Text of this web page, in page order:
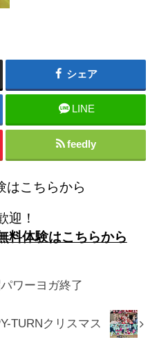
シェア
LINE
feedly
はこちらから
迎！
料体験はこちらから
ワーヨガ終了
TURNクリスマス